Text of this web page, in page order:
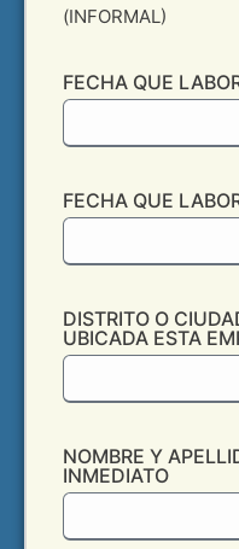
(INFORMAL)
FECHA QUE
FECHA QUE
DISTRITO O
UBICADA ESTA
NOMBRE Y
INMEDIATO